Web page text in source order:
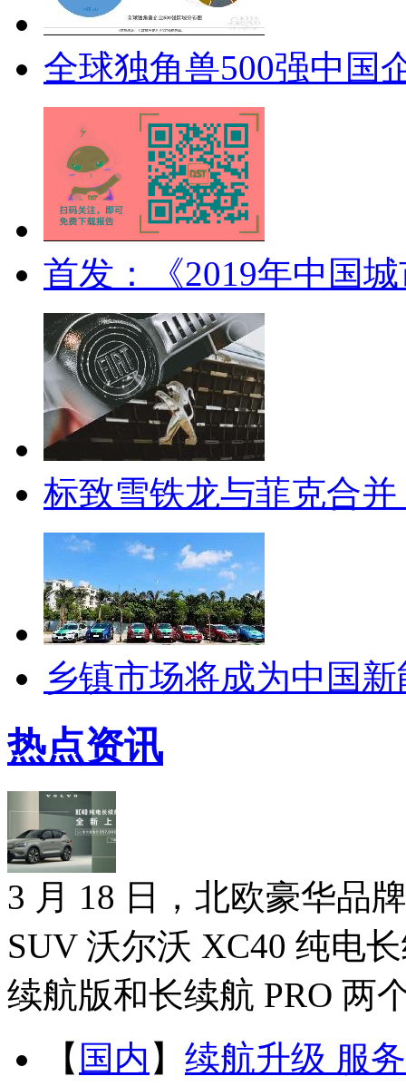
全球独角兽500强中国
首发：《2019年中国
标致雪铁龙与菲克合并
乡镇市场将成为中国
热点资讯
3 月 18 日，北欧豪华品
SUV 沃尔沃 XC40 纯电
续航版和长续航 PRO 两
【 国内 】 续航升级 服